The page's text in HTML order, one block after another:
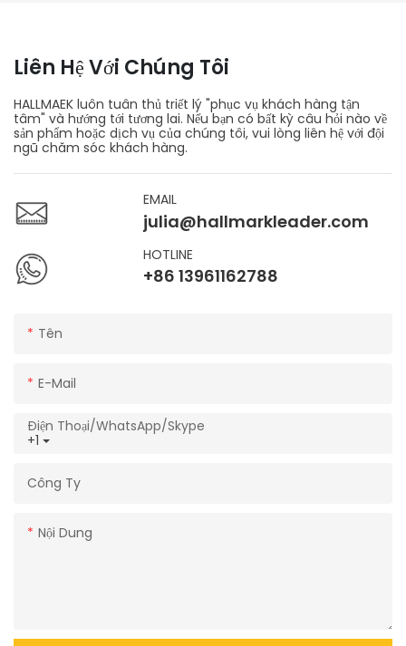
Liên Hệ Với Chúng Tôi
HALLMAEK luôn tuân thủ triết lý "phục vụ khách hàng tận
tâm" và hướng tới tương lai. Nếu bạn có bất kỳ câu hỏi nào về
sản phẩm hoặc dịch vụ của chúng tôi, vui lòng liên hệ với đội
ngũ chăm sóc khách hàng.
EMAIL
julia@hallmarkleader.com
HOTLINE
+86 13961162788
Tên
E-Mail
+1
Điện Thoại/WhatsApp/Skype
Công Ty
Nội Dung